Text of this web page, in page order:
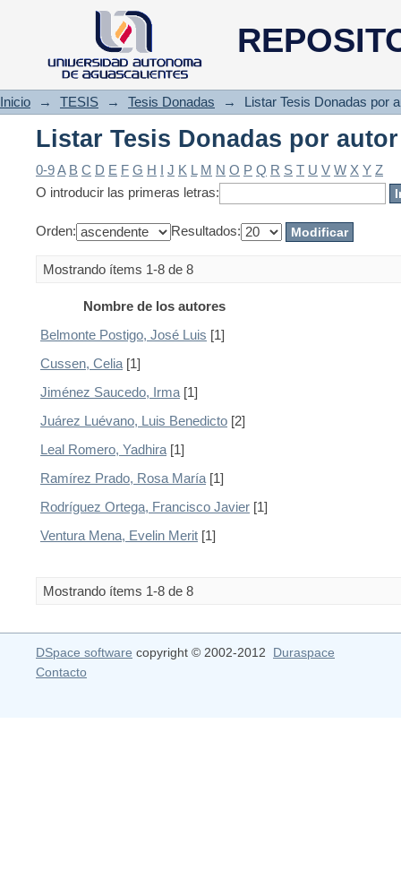
Listar Tesis Donadas por autor
Inicio → TESIS → Tesis Donadas → Listar Tesis Donadas por
Listar Tesis Donadas por autor
0-9A B C D E F G H I J K L M N O P Q R S T U V W X Y Z
O introducir las primeras letras:
Orden: Resultados:
Mostrando ítems 1-8 de 8
Nombre de los autores
Belmonte Postigo, José Luis [1]
Cussen, Celia [1]
Jiménez Saucedo, Irma [1]
Juárez Luévano, Luis Benedicto [2]
Leal Romero, Yadhira [1]
Ramírez Prado, Rosa María [1]
Rodríguez Ortega, Francisco Javier [1]
Ventura Mena, Evelin Merit [1]
Mostrando ítems 1-8 de 8
DSpace software copyright © 2002-2012 Duraspace
Contacto